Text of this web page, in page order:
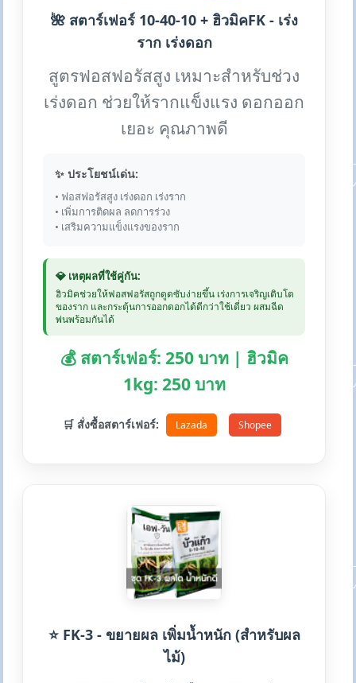
🌺 สตาร์เฟอร์ 10-40-10 + ฮิวมิคFK - เร่ง
ราก เร่งดอก
สูตรฟอสฟอรัสสูง เหมาะสำหรับช่วง
เร่งดอก ช่วยให้รากแข็งแรง ดอกออก
เยอะ คุณภาพดี
✨ ประโยชน์เด่น:
• ฟอสฟอรัสสูง เร่งดอก เร่งราก
• เพิ่มการติดผล ลดการร่วง
• เสริมความแข็งแรงของราก
💎 เหตุผลที่ใช้คู่กัน:
ฮิวมิคช่วยให้ฟอสฟอรัสถูกดูดซับง่ายขึ้น เร่งการเจริญเติบโต
ของราก และกระตุ้นการออกดอกได้ดีกว่าใช้เดี่ยว ผสมฉีด
พ่นพร้อมกันได้
💰 สตาร์เฟอร์: 250 บาท | ฮิวมิค
1kg: 250 บาท
🛒 สั่งซื้อสตาร์เฟอร์: Lazada Shopee
⭐ FK-3 - ขยายผล เพิ่มน้ำหนัก (สำหรับผล
ไม้)